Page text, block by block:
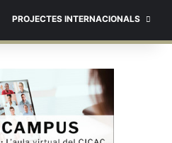
PROJECTES INTERNACIONALS